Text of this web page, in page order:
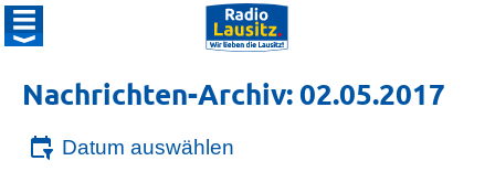
Nachrichten-Archiv: 02.05.2017
Datum auswählen